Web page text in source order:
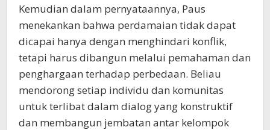
Kemudian dalam pernyataannya, Paus
menekankan bahwa perdamaian tidak dapat
dicapai hanya dengan menghindari konflik,
tetapi harus dibangun melalui pemahaman dan
penghargaan terhadap perbedaan. Beliau
mendorong setiap individu dan komunitas
untuk terlibat dalam dialog yang konstruktif
dan membangun jembatan antar kelompok